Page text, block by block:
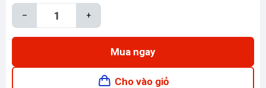
– +
Mua ngay
Cho vào giỏ